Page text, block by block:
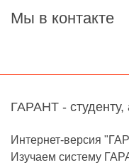
Мы в контакте
ГАРАНТ - студенту,
Интернет-версия
Изучаем систему